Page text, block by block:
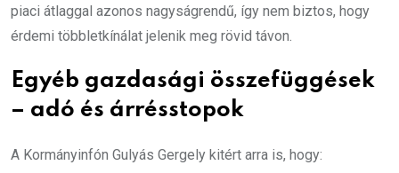
piaci átlaggal azonos nagyságrendű, így nem biztos, hogy
érdemi többletkínálat jelenik meg rövid távon.
Egyéb gazdasági összefüggések
– adó és árrésstopok
A Kormányinfón Gulyás Gergely kitért arra is, hogy: